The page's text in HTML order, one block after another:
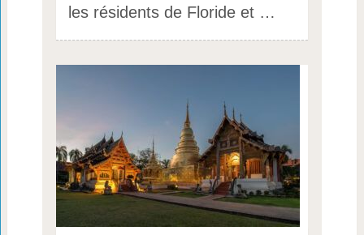
les résidents de Floride et …